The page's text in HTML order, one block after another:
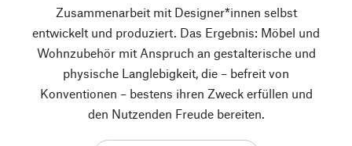
Zusammenarbeit mit Designer*innen selbst
entwickelt und produziert. Das Ergebnis: Möbel und
Wohnzubehör mit Anspruch an gestalterische und
physische Langlebigkeit, die – befreit von
Konventionen – bestens ihren Zweck erfüllen und
den Nutzenden Freude bereiten.